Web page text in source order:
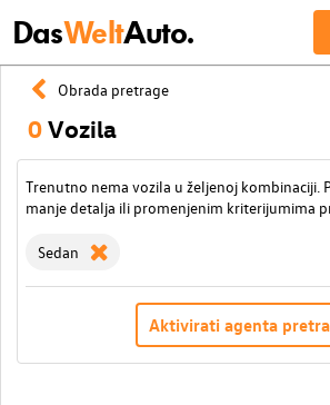
DasWeltAuto.
Obrada pretrage
0Vozila
Trenutno nema vozila u željenoj kombinaciji.
manje detalja ili promenjenim kriterijumima
Sedan
Aktivirati agenta